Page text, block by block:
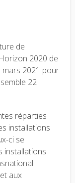
de
2020 de
mars 2021 pour
22
réparties
installations
ci se
installations
aux